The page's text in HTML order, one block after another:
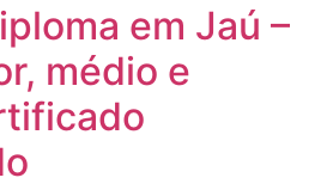
em Jaú –
médio e